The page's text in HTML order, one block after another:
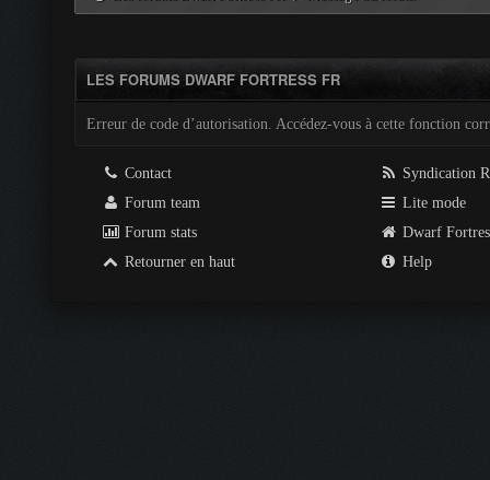
LES FORUMS DWARF FORTRESS FR
Erreur de code d’autorisation. Accédez-vous à cette fonction
Contact
Forum team
Forum stats
Retourner en haut
Syndication
Lite mode
Dwarf
Help